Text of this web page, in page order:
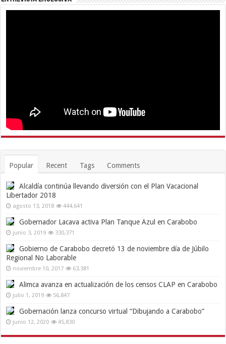
Popular Recent Tags Comments
Alcaldía continúa llevando diversión con el Plan Vacacional
Libertador 2018
agosto 13, 2018 444,641
Gobernador Lacava activa Plan Tanque Azul en Carabobo
junio 3, 2019 330,371
Gobierno de Carabobo decretó 13 de noviembre día de Júbilo
Regional No Laborable
noviembre 10, 2017 63,381
Alimca avanza en actualización de los censos CLAP en Carabobo
julio 1, 2019 56,847
Gobernación lanza concurso virtual “Dibujando a Carabobo”
junio 12, 2020 45,830